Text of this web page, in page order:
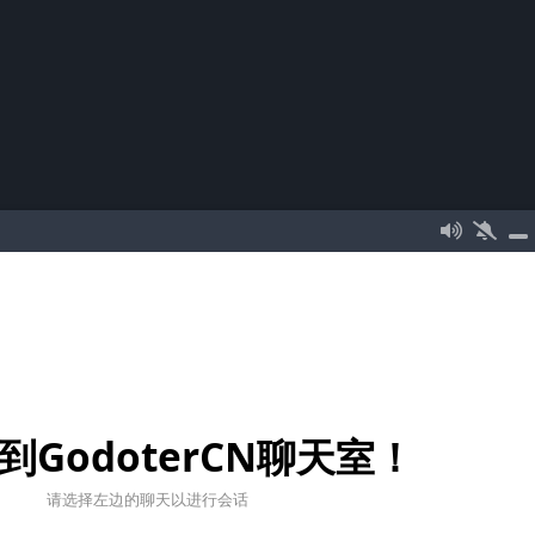
GodoterCN聊天室！
请选择左边的聊天以进行会话